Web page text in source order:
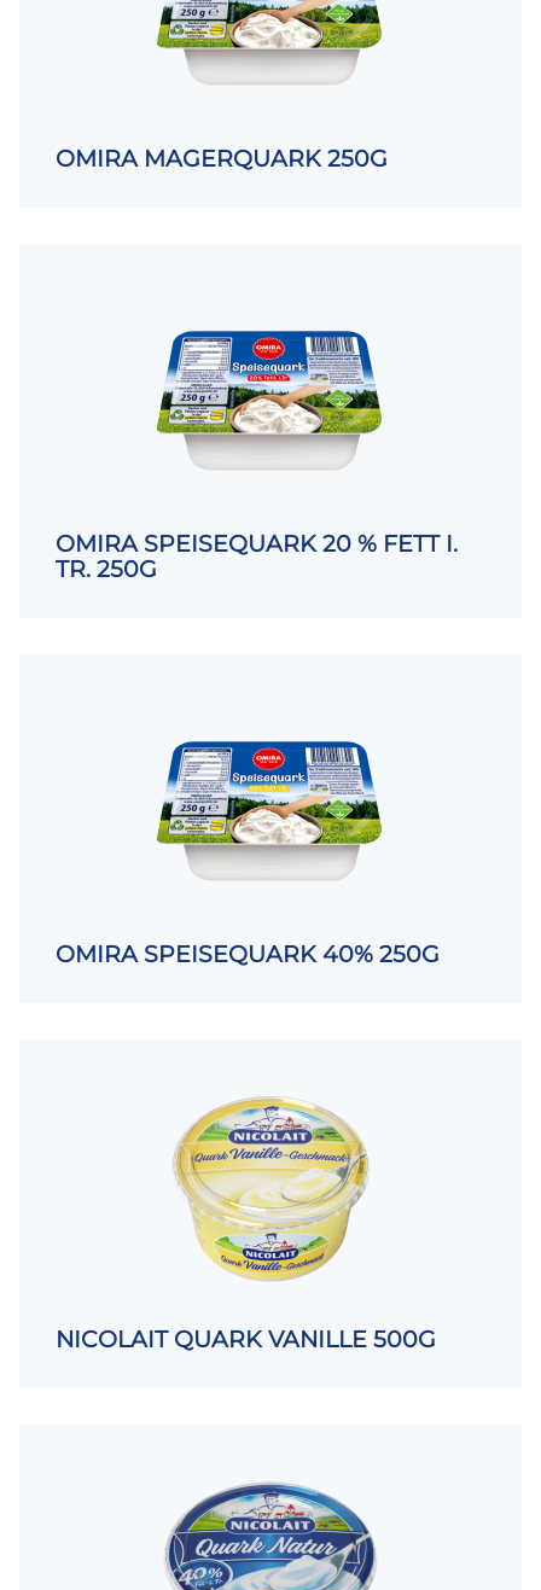
OMIRA MAGERQUARK 250G
OMIRA SPEISEQUARK 20 % FETT I.
TR. 250G
OMIRA SPEISEQUARK 40% 250G
NICOLAIT QUARK VANILLE 500G